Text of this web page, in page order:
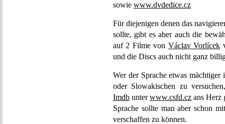
sowie www.dvdedice.cz
Für diejenigen denen das
sollte, gibt es aber auch die
auf 2 Filme von Václav Vorlícek
und die Discs auch nicht ganz
Wer der Sprache etwas
oder Slowakischen zu
Imdb unterwww.csfd.cz ans Herz
Sprache sollte man aber schon
verschaffen zu können.